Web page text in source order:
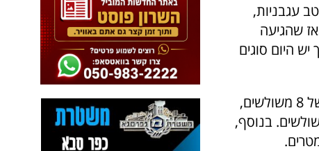
עגבניות,
שהגיעה
היום סוגים
כמעט כל פיצה אפשר להשיג בגדלים שונים. פיצה משפחתית היא בגודל של 8 משולשים,
של 4 משולשים. בנוסף,